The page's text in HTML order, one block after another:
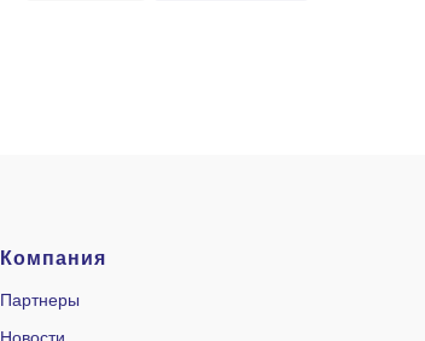
Компания
Партнеры